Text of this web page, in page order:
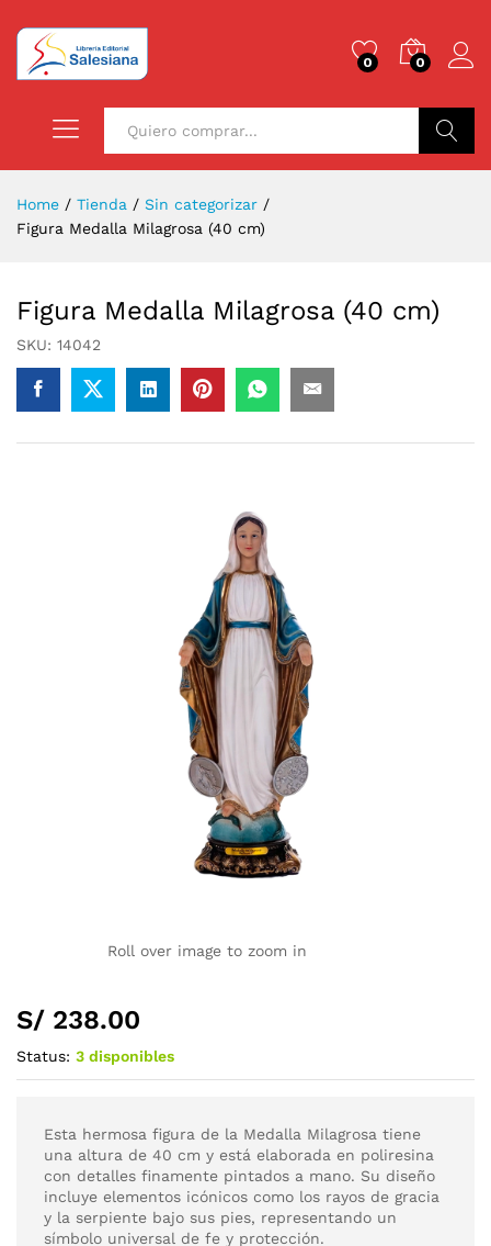
0 0
Home / Tienda / Sin categorizar /
Figura Medalla Milagrosa (40 cm)
Figura Medalla Milagrosa (40 cm)
SKU: 14042
Roll over image to zoom in
S/ 238.00
Status: 3 disponibles
Esta hermosa figura de la Medalla Milagrosa tiene
una altura de 40 cm y está elaborada en poliresina
con detalles finamente pintados a mano. Su diseño
incluye elementos icónicos como los rayos de gracia
y la serpiente bajo sus pies, representando un
símbolo universal de fe y protección.